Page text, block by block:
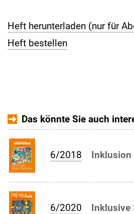
Heft herunterladen (nur für
Heft bestellen
Das könnte Sie auch
6/2018 Inklusion
6/2020 Inklusive